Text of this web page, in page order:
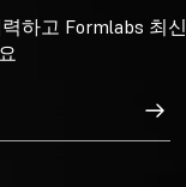
하고 Formlabs 최신
가입